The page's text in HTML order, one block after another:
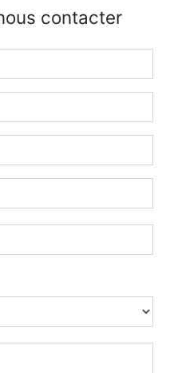
contacter